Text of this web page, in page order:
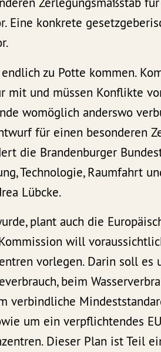
Eine konkrete
zu Potte kommen.
mit und müssen Konflikte
womöglich anderswo
für einen besonderen
die Brandenburger
Technologie, Raumfahrt
Lübcke.
plant auch die
will
vorlegen. Darin soll es
beim
verbindliche
um ein verpflichtendes
Dieser Plan ist Teil